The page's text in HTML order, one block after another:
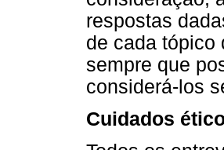
respostas
de cada tópico
sempre que
considerá-los
Cuidados